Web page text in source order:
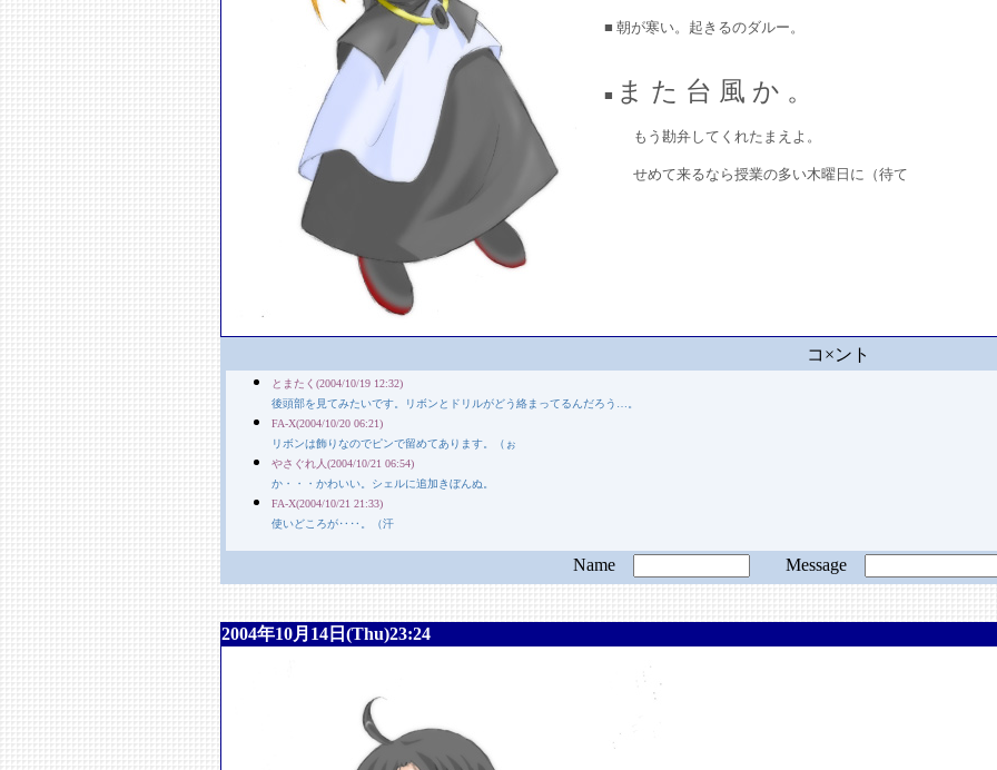
■ 朝が寒い。起きるのダルー。
■ ま た 台 風 か 。
もう勘弁してくれたまえよ。
せめて来るなら授業の多い木曜日に（待て
コ×ント
とまたく(2004/10/19 12:32)
後頭部を見てみたいです。リボンとドリルがどう絡まってるんだろう…。
FA-X(2004/10/20 06:21)
リボンは飾りなのでピンで留めてあります。（ぉ
やさぐれ人(2004/10/21 06:54)
か・・・かわいい。シェルに追加きぼんぬ。
FA-X(2004/10/21 21:33)
使いどころが‥‥。（汗
Name Message
2004年10月14日(Thu)23:24